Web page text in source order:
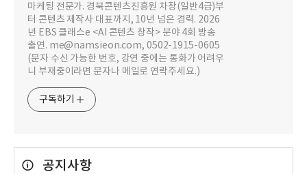
마케팅 전문가. 경북콘텐츠진흥원 차장(일반4급)부
터 콘텐츠 제작사 대표까지, 10년 넘은 경력. 2026
년 EBS 클래스e <AI 콘텐츠 창작> 분야 4회 방송
출연. me@namsieon.com, 0502-1915-0605
(문자 수신 가능한 번호, 강연 중에는 통화가 어려우
니 부재중이라면 문자나 메일로 연락주세요.)
구독하기
공지사항